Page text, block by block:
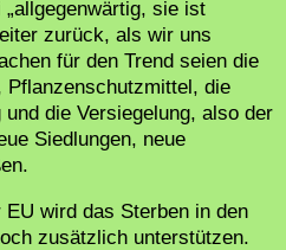
„allgegenwärtig, sie ist
zurück, als wir uns
für den Trend seien die
die
die Versiegelung, also der
Siedlungen, neue
wird das Sterben in den
zusätzlich unterstützen.